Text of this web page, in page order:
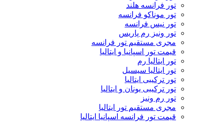
تور فرانسه هلند
تور موناکو فرانسه
تور نیس فرانسه
تور ونیز رم پاریس
مجری مستقیم تور فرانسه
قیمت تور اسپانیا و ایتالیا
تور ایتالیا رم
تور ایتالیا سیسیل
تور ترکیبی ایتالیا
تور ترکیبی یونان و ایتالیا
تور رم ونیز
مجری مستقیم تور ایتالیا
قیمت تور فرانسه اسپانیا ایتالیا